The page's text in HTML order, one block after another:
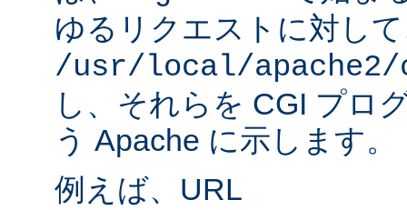
ゆるリクエストに対し
/usr/local/
し、それらを CGI プロ
う Apache に示します。
例えば、URL